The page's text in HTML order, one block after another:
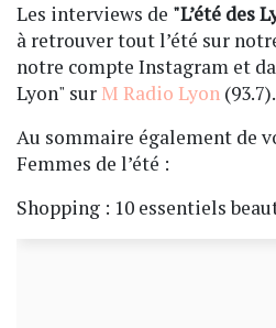
Les interviews de "L’été des
à retrouver tout l’été sur
notre compte Instagram et
Lyon" sur M Radio Lyon (93.7).
Au sommaire également de
Femmes de l’été :
Shopping : 10 essentiels